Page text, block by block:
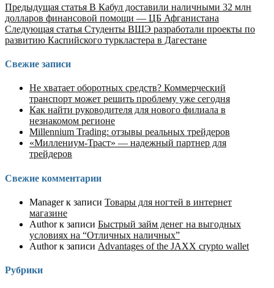
Продолжить
чтение
Предыдущая статья В Кабул доставили наличными 32 млн
долларов финансовой помощи — ЦБ Афганистана
Следующая статья Студенты ВШЭ разработали проекты по
развитию Каспийского туркластера в Дагестане
Свежие записи
Не хватает оборотных средств? Коммерческий
транспорт может решить проблему уже сегодня
Как найти руководителя для нового филиала в
незнакомом регионе
Millennium Trading: отзывы реальных трейдеров
«Миллениум-Траст» — надежный партнер для
трейдеров
Свежие комментарии
Managerк записи Товары для ногтей в интернет
магазине
Authorк записи Быстрый займ денег на выгодных
условиях на “Отличных наличных”
Authorк записи Advantages of the JAXX crypto wallet
Рубрики